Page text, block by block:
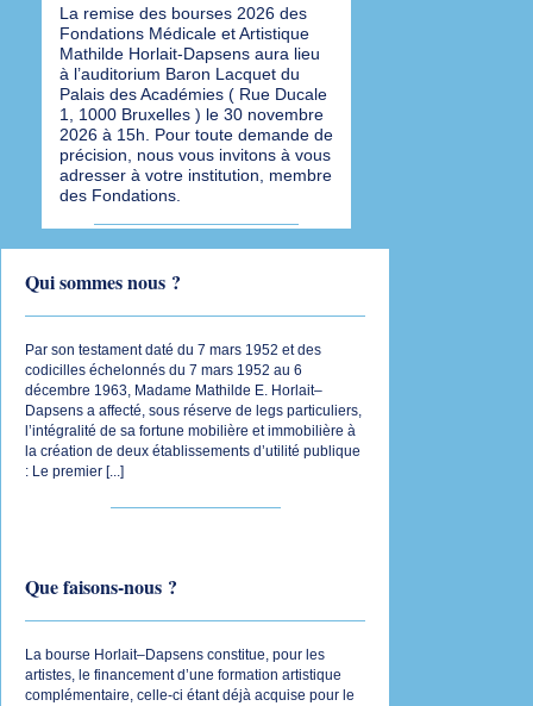
La remise des bourses 2026 des
Fondations Médicale et Artistique
Mathilde Horlait-Dapsens aura lieu
à l’auditorium Baron Lacquet du
Palais des Académies ( Rue Ducale
1, 1000 Bruxelles ) le 30 novembre
2026 à 15h. Pour toute demande de
précision, nous vous invitons à vous
adresser à votre institution, membre
des Fondations.
Qui sommes nous ?
Par son testament daté du 7 mars 1952 et des
codicilles échelonnés du 7 mars 1952 au 6
décembre 1963, Madame Mathilde E. Horlait–
Dapsens a affecté, sous réserve de legs particuliers,
l’intégralité de sa fortune mobilière et immobilière à
la création de deux établissements d’utilité publique
: Le premier [...]
Que faisons-nous ?
La bourse Horlait–Dapsens constitue, pour les
artistes, le financement d’une formation artistique
complémentaire, celle-ci étant déjà acquise pour le